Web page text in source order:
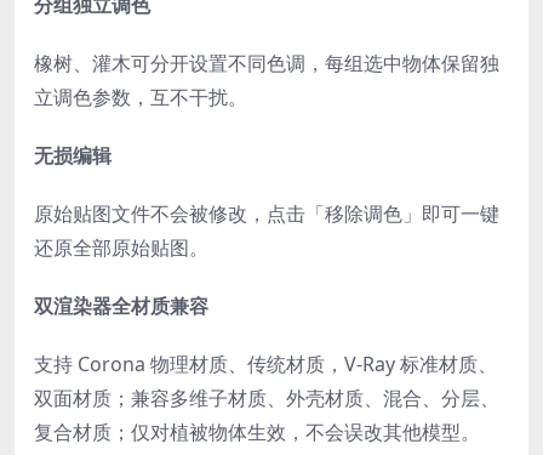
橡树、灌木可分开设置不同色调，每组选中物体保留独
立调色参数，互不干扰。
无损编辑
原始贴图文件不会被修改，点击「移除调色」即可一键
还原全部原始贴图。
双渲染器全材质兼容
支持 Corona 物理材质、传统材质，V-Ray 标准材质、
双面材质；兼容多维子材质、外壳材质、混合、分层、
复合材质；仅对植被物体生效，不会误改其他模型。